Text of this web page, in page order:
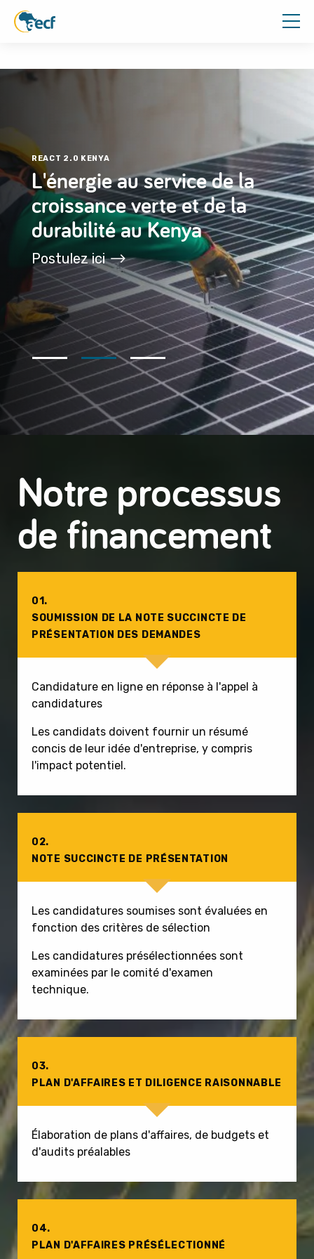
REACT 2.0 ETHIOPIA
Catalyzing Climate-
resilient Energy Access
and Inclusive Finance for
Agricultural
Transformation in
Ethiopia
Postulez ici
REACT 2.0 KENYA
L'énergie au service de la
croissance verte et de la
durabilité au Kenya
Postulez ici
IFEV - B&BF
Investir dans
l'entrepreneuriat féminin
pour une économie plus
verte Au Bénin et au
Burkina Faso
Postulez ici
Notre processus
de financement
01.
SOUMISSION DE LA NOTE SUCCINCTE DE
PRÉSENTATION DES DEMANDES
Candidature en ligne en réponse à l'appel à
candidatures
Les candidats doivent fournir un résumé
concis de leur idée d'entreprise, y compris
l'impact potentiel.
02.
NOTE SUCCINCTE DE PRÉSENTATION
Les candidatures soumises sont évaluées en
fonction des critères de sélection
Les candidatures présélectionnées sont
examinées par le comité d'examen
technique.
03.
PLAN D'AFFAIRES ET DILIGENCE RAISONNABLE
Élaboration de plans d'affaires, de budgets et
d'audits préalables
04.
PLAN D'AFFAIRES PRÉSÉLECTIONNÉ